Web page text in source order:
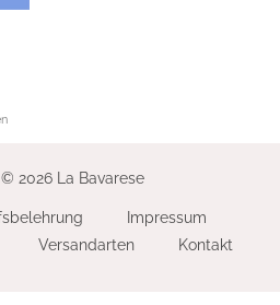
2026 La Bavarese
Impressum
Versandarten Kontakt